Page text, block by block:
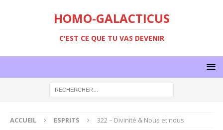
HOMO-GALACTICUS
C'EST CE QUE TU VAS DEVENIR
ACCUEIL ESPRITS 322 – Divinité & Nous et nous